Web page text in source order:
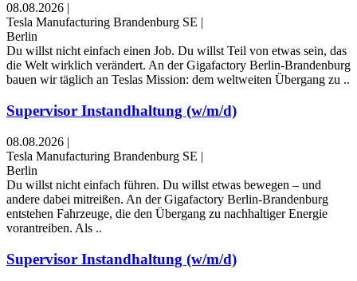
08.08.2026 |
Tesla Manufacturing Brandenburg SE |
Berlin
Du willst nicht einfach einen Job. Du willst Teil von etwas sein, das
die Welt wirklich verändert. An der Gigafactory Berlin-Brandenburg
bauen wir täglich an Teslas Mission: dem weltweiten Übergang zu ..
Supervisor Instandhaltung (w/m/d)
08.08.2026 |
Tesla Manufacturing Brandenburg SE |
Berlin
Du willst nicht einfach führen. Du willst etwas bewegen – und
andere dabei mitreißen. An der Gigafactory Berlin-Brandenburg
entstehen Fahrzeuge, die den Übergang zu nachhaltiger Energie
vorantreiben. Als ..
Supervisor Instandhaltung (w/m/d)